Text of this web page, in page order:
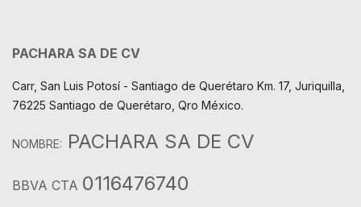
PACHARA SA DE CV
Carr, San Luis Potosí - Santiago de Querétaro Km. 17, Juriquilla,
76225 Santiago de Querétaro, Qro México.
NOMBRE: PACHARA SA DE CV
BBVA CTA 0116476740